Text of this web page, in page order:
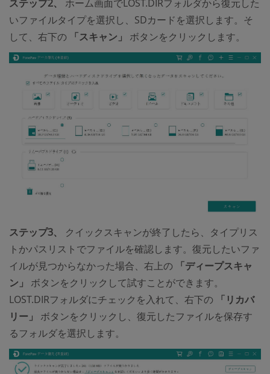
ステップ2、
ホーム画面でLOST.DIRフォルダから復元した
いファイルタイプを選択し、SDカードを選択します。そ
して、右下の
「スキャン」 ボタンをクリックします。
ステップ3、
クイックスキャンが終了したら、タイプリス
トかパスリストでファイルを確認します。復元したいファ
イルが見つからなかった場合、右上の
「ディープスキャ
ン」
ボタンをクリックして試すことができます。
LOST.DIRフォルダにチェックを入れて、右下の
「リカバ
リー」
ボタンをクリックし、復元したファイルを保存す
るフォルダを選択します。